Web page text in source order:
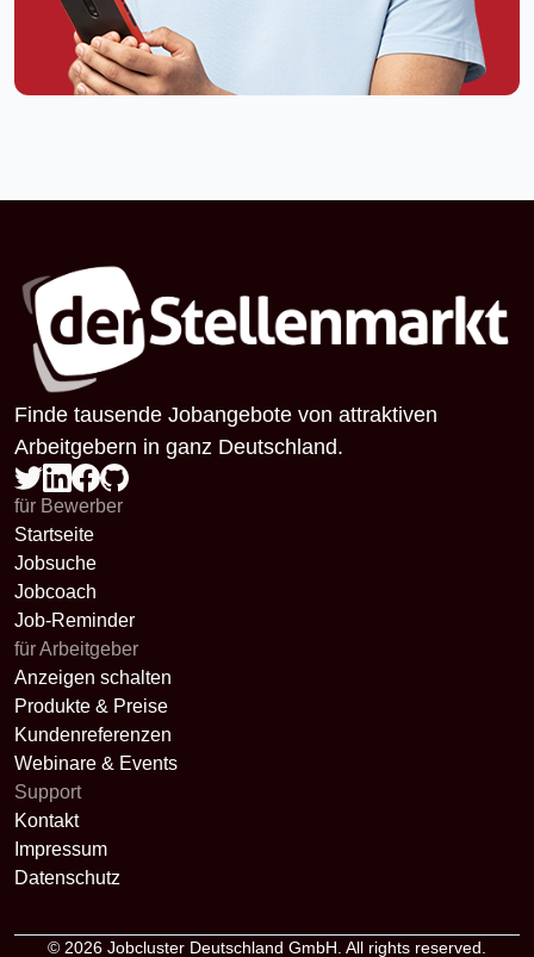
Finde tausende Jobangebote von attraktiven
Arbeitgebern in ganz Deutschland.
für Bewerber
Startseite
Jobsuche
Jobcoach
Job-Reminder
für Arbeitgeber
Anzeigen schalten
Produkte & Preise
Kundenreferenzen
Webinare & Events
Support
Kontakt
Impressum
Datenschutz
© 2026 Jobcluster Deutschland GmbH. All rights reserved.